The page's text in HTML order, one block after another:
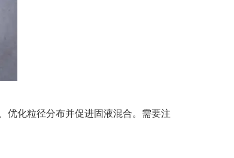
优化粒径分布并促进固液混合。需要注